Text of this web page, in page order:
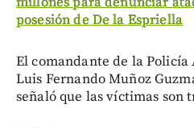
posesión de De la Espriella
El comandante de la
Luis Fernando Muñoz
señaló que las víctimas son